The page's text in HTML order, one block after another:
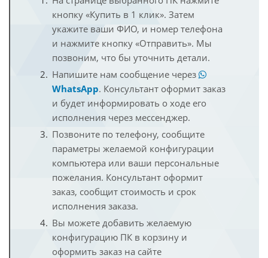
кнопку «Купить в 1 клик». Затем
укажите ваши ФИО, и номер телефона
и нажмите кнопку «Отправить». Мы
позвоним, что бы уточнить детали.
Напишите нам сообщение через
WhatsApp. Консультант оформит заказ
и будет информировать о ходе его
исполнения через мессенджер.
Позвоните по телефону, сообщите
параметры желаемой конфигурации
компьютера или ваши персональные
пожелания. Консультант оформит
заказ, сообщит стоимость и срок
исполнения заказа.
Вы можете добавить желаемую
конфигурацию ПК в корзину и
оформить заказ на сайте